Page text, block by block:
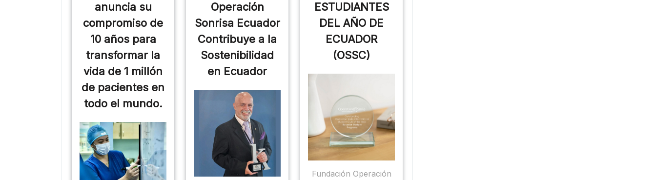
anuncia su
compromiso de
10 años para
transformar la
vida de 1 millón
de pacientes en
todo el mundo.
Operación
Sonrisa Ecuador
Contribuye a la
Sostenibilidad
en Ecuador
ESTUDIANTES
DEL AÑO DE
ECUADOR
(OSSC)
Fundación Operación